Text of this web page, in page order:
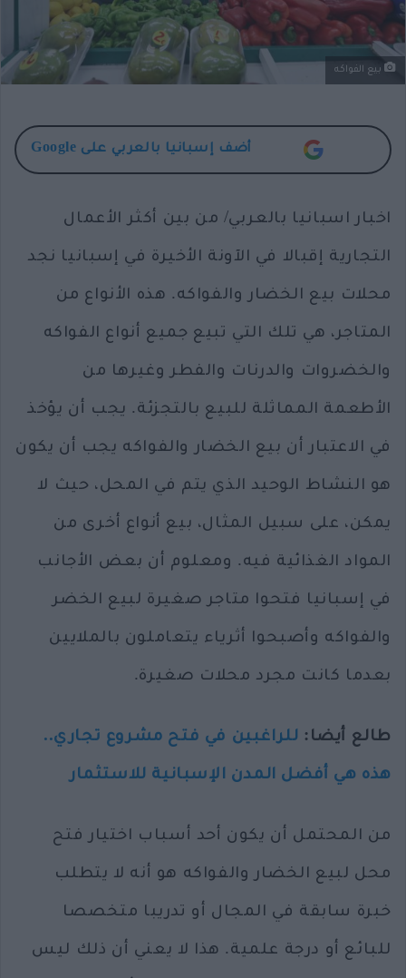
بيع الفواكه
أضف إسبانيا بالعربي على Google
اخبار اسبانيا بالعربي/ من بين أكثر الأعمال
التجارية إقبالا في الآونة الأخيرة في إسبانيا نجد
محلات بيع الخضار والفواكه. هذه الأنواع من
المتاجر، هي تلك التي تبيع جميع أنواع الفواكه
والخضروات والدرنات والفطر وغيرها من
الأطعمة المماثلة للبيع بالتجزئة. يجب أن يؤخذ
في الاعتبار أن بيع الخضار والفواكه يجب أن يكون
هو النشاط الوحيد الذي يتم في المحل، حيث لا
يمكن، على سبيل المثال، بيع أنواع أخرى من
المواد الغذائية فيه. ومعلوم أن بعض الأجانب
في إسبانيا فتحوا متاجر صغيرة لبيع الخضر
والفواكه وأصبحوا أثرياء يتعاملون بالملايين
بعدما كانت مجرد محلات صغيرة.
طالع أيضا: للراغبين في فتح مشروع تجاري..
هذه هي أفضل المدن الإسبانية للاستثمار
من المحتمل أن يكون أحد أسباب اختيار فتح
محل لبيع الخضار والفواكه هو أنه لا يتطلب
خبرة سابقة في المجال أو تدريبا متخصصا
للبائع أو درجة علمية. هذا لا يعني أن ذلك ليس